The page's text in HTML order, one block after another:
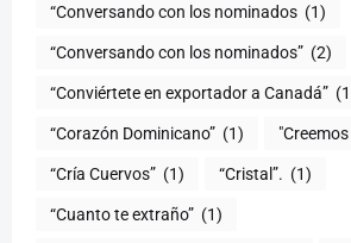
“Conversando con los nominados (1)
“Conversando con los nominados” (2)
“Conviértete en exportador a Canadá”
“Corazón Dominicano” (1)
“Cría Cuervos” (1) “Cristal”. (1)
“Cuanto te extraño” (1)